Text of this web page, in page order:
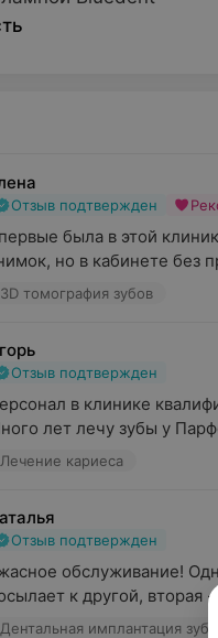
Отзыв подтвержден
была в этой
но в кабинете без
3D томография зубов
Отзыв подтвержден
в клинике
лет лечу зубы у
Лечение кариеса
Отзыв подтвержден
обслуживание!
к другой, вторая
Дентальная имплантация зубов